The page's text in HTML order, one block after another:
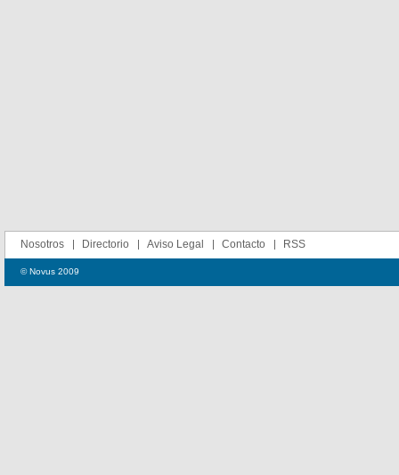
Nosotros Directorio Aviso Legal Contacto RSS
© Novus 2009